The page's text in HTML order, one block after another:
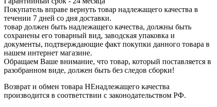
Покупатель вправе вернуть товар надлежащего качества в
течении 7 дней со дня доставки.
товар должен быть надлежащего качества, должны быть
сохранены его товарный вид, заводская упаковка и
документы, подтверждающие факт покупки данного товара в
нашем интернет магазине.
Обращаем Ваше внимание, что товар, который поставляется в
разобранном виде, должен быть без следов сборки!
Возврат и обмен товара НЕнадлежащего качества
производится в соответствии с законодательством РФ.